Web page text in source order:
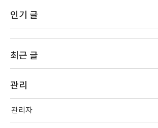
인기 글
최근 글
관리
관리자